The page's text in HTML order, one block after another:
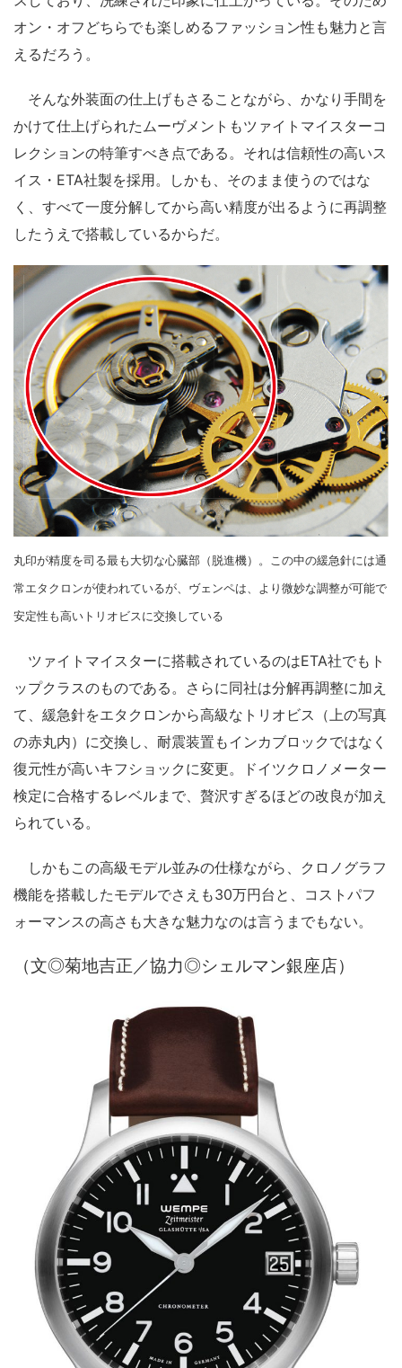
オン・オフどちらでも楽しめるファッション性も魅力と言
えるだろう。
そんな外装面の仕上げもさることながら、かなり手間を
かけて仕上げられたムーヴメントもツァイトマイスターコ
レクションの特筆すべき点である。それは信頼性の高いス
イス・ETA社製を採用。しかも、そのまま使うのではな
く、すべて一度分解してから高い精度が出るように再調整
したうえで搭載しているからだ。
丸印が精度を司る最も大切な心臓部（脱進機）。この中の緩急針には通
常エタクロンが使われているが、ヴェンペは、より微妙な調整が可能で
安定性も高いトリオビスに交換している
ツァイトマイスターに搭載されているのはETA社でもト
ップクラスのものである。さらに同社は分解再調整に加え
て、緩急針をエタクロンから高級なトリオビス（上の写真
の赤丸内）に交換し、耐震装置もインカブロックではなく
復元性が高いキフショックに変更。ドイツクロノメーター
検定に合格するレベルまで、贅沢すぎるほどの改良が加え
られている。
しかもこの高級モデル並みの仕様ながら、クロノグラフ
機能を搭載したモデルでさえも30万円台と、コストパフ
ォーマンスの高さも大きな魅力なのは言うまでもない。
（文◎菊地吉正／協力◎シェルマン銀座店）